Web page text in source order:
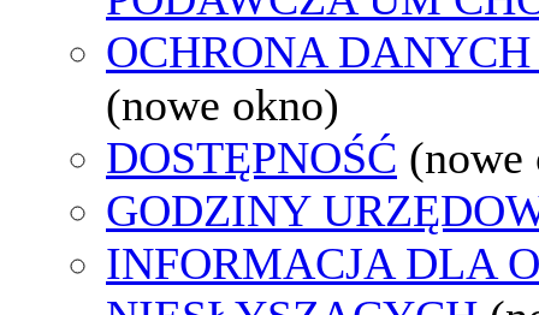
OCHRONA
(nowe okno)
DOSTĘPNOŚĆ (nowe
GODZINY
INFORMACJA DLA